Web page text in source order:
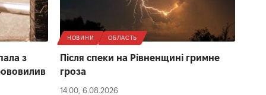
з
НОВИНИ ОБЛАСТЬ
Після спеки на Рівненщині гримне
гроза
14:00, 6.08.2026